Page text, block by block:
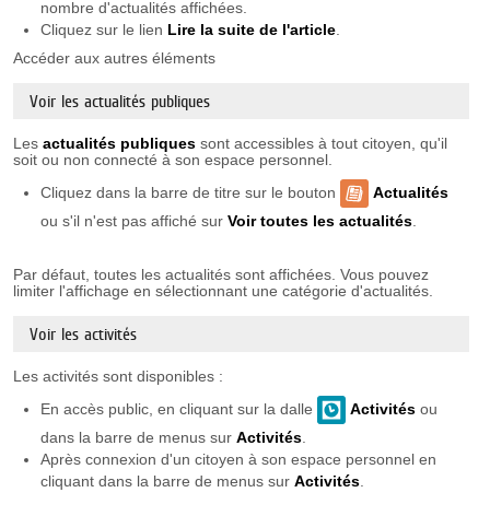
nombre d'actualités affichées.
Cliquez sur le lien Lire la suite de l'article.
Accéder aux autres éléments
Voir les actualités publiques
Les actualités publiquessont accessibles à tout citoyen, qu'il
soit ou non connecté à son espace personnel.
Cliquez dans la barre de titre sur le bouton
Actualités
ou s'il n'est pas affiché sur Voir toutes les actualités.
Par défaut, toutes les actualités sont affichées. Vous pouvez
limiter l'affichage en sélectionnant une catégorie d'actualités.
Voir les activités
Les activités sont disponibles :
En accès public, en cliquant sur la dalle
Activitésou
dans la barre de menus sur Activités.
Après connexion d'un citoyen à son espace personnel en
cliquant dans la barre de menus sur Activités.